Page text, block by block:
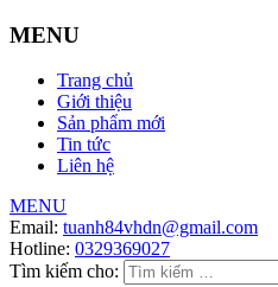
MENU
Trang chủ
Giới thiệu
Sản phẩm mới
Tin tức
Liên hệ
MENU
Email: tuanh84vhdn@gmail.com
Hotline: 0329369027
Tìm kiếm cho: